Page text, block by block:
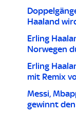
Haaland
Erling
Norwegen
Erling
mit Remix
Messi,
gewinnt